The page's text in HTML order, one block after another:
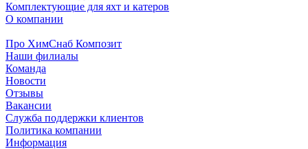
Комплектующие для яхт и катеров
О компании
Про ХимСнаб Композит
Наши филиалы
Команда
Новости
Отзывы
Вакансии
Служба поддержки клиентов
Политика компании
Информация